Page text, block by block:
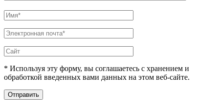
* Используя эту форму, вы соглашаетесь с хранением и
обработкой введенных вами данных на этом веб-сайте.